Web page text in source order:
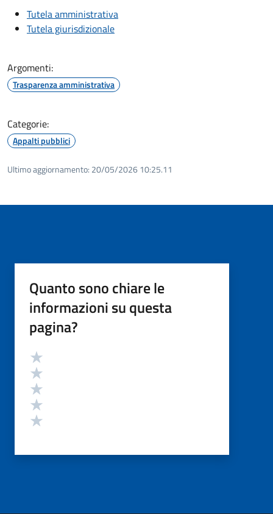
Tutela amministrativa
Tutela giurisdizionale
Argomenti:
Trasparenza amministrativa
Categorie:
Appalti pubblici
Ultimo aggiornamento: 20/05/2026 10:25.11
Quanto sono chiare le
informazioni su questa
pagina?
Valutazione